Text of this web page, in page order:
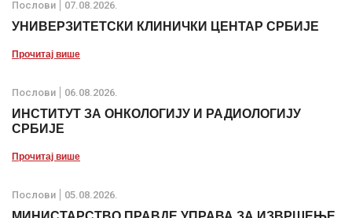
Послови 07.08.2026.
УНИВЕРЗИТЕТСКИ КЛИНИЧКИ ЦЕНТАР СРБИЈЕ
Прочитај више
Послови 06.08.2026.
ИНСТИТУТ ЗА ОНКОЛОГИЈУ И РАДИОЛОГИЈУ
СРБИЈЕ
Прочитај више
Послови 05.08.2026.